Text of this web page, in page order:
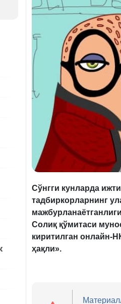
Сўнгги кунларда
тадбиркорларнинг
Солиқ қўмитаси
киритилган онлайн-
ҳақли».